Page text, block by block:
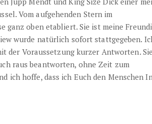
Vom aufgehenden Stern im
ganz oben etabliert. Sie ist meine
wurde natürlich sofort stattgegeben.
der Voraussetzung kurzer Antworten. Sie
raus beantworten, ohne Zeit zum
ich hoffe, dass ich Euch den Menschen